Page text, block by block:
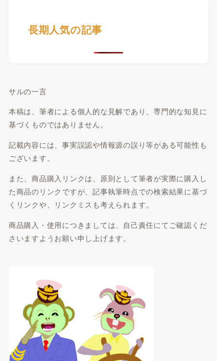
長期人気の記事
サルの一言
本稿は、筆者による個人的な見解であり、専門的な知見に
基づくものではありません。
記載内容には、事実誤認や情報源の誤り等がある可能性も
ございます。
また、商品購入リンクは、原則として筆者が実際に購入し
た商品のリンクですが、記事執筆時点での検索結果に基づ
くリンクや、リンクミスも考えられます。
商品購入・使用につきましては、自己責任にてご確認くだ
さいますようお願い申し上げます。